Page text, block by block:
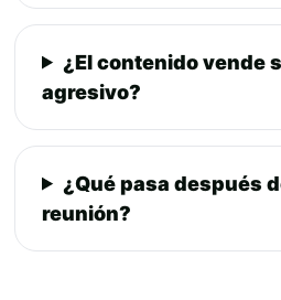
¿El contenido vende
agresivo?
¿Qué pasa después
reunión?